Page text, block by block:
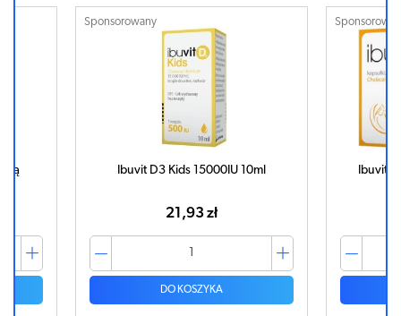
Sponsorowany
Ibuvit D3 Kids 15000IU 10ml
21,93 zł
DO KOSZYKA
Ibuvit